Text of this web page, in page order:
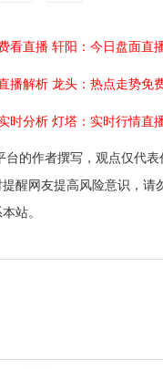
看直播 轩阳：今日盘面直
播解析 龙头：热点走势免
时分析 灯塔：实时行情直
台的作者撰写，观点仅代
醒网友提高风险意识，
站。